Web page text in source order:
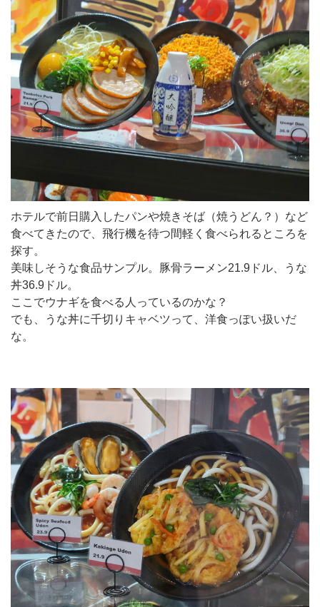
ホテルで前日購入したパンや焼きそば（焼うどん？）など
食べてきたので、飛行機を待つ間軽く食べられるところを
探す。
美味しそうな食品サンプル。豚骨ラーメン21.9ドル、うな
丼36.9ドル。
ここでウナギを食べる人っているのかな？
でも、うな丼に千切りキャベツって、洋食っぽい扱いだ
な。